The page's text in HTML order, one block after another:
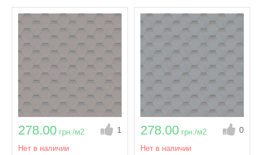
Кол - во гонтов в
упаковке 22 шт
Кол - во гонтов в
упаковке 22 шт
278.00 грн./м2 1
Нет в наличии
278.00 грн./м2 0
Нет в наличии